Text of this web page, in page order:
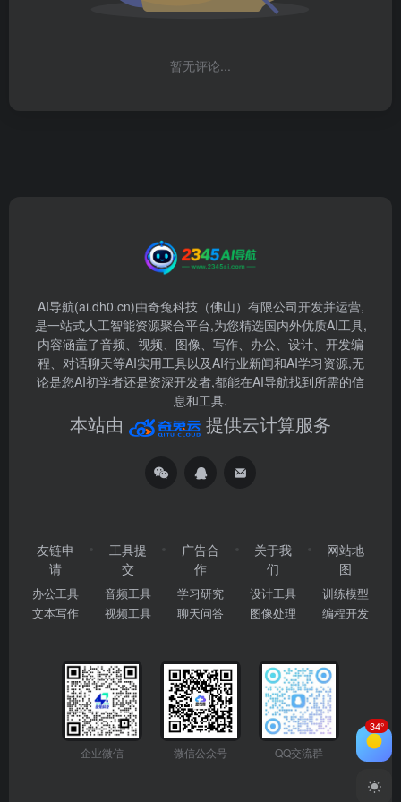
暂无评论...
AI导航(ai.dh0.cn)由奇兔科技（佛山）有限公司开发并运营,
是一站式人工智能资源聚合平台,为您精选国内外优质AI工具,
内容涵盖了音频、视频、图像、写作、办公、设计、开发编
程、对话聊天等AI实用工具以及AI行业新闻和AI学习资源,无
论是您AI初学者还是资深开发者,都能在AI导航找到所需的信
息和工具.
本站由 提供云计算服务
友链申
请
办公工具
文本写作
工具提
交
音频工具
视频工具
广告合
作
学习研究
聊天问答
关于我
们
设计工具
图像处理
网站地
图
训练模型
编程开发
企业微信 微信公众号 QQ交流群
34°